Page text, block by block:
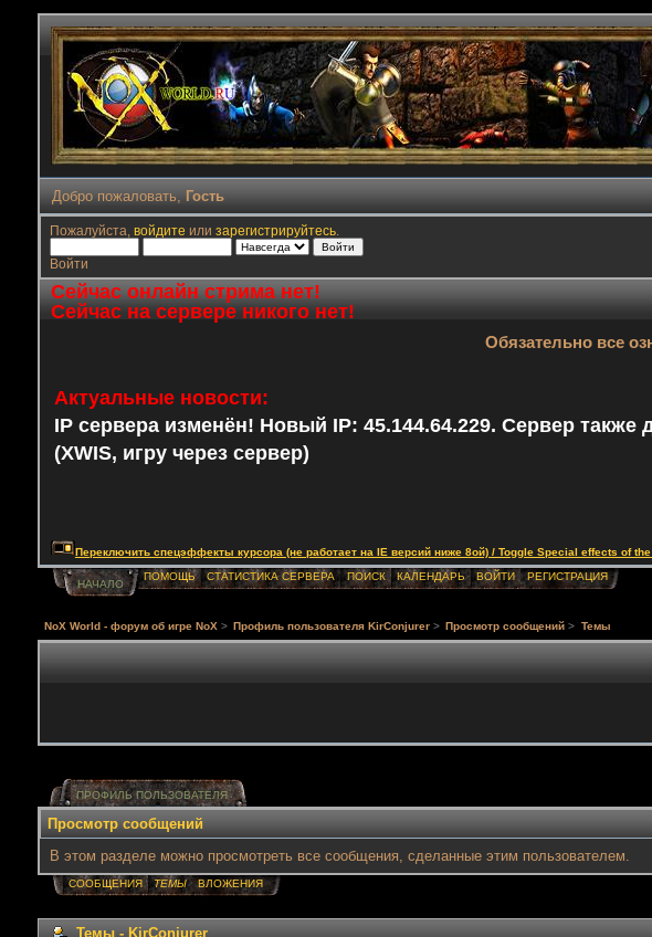
Добро пожаловать, Гость
Пожалуйста, войдите или зарегистрируйтесь.
Войти
Сейчас онлайн стрима нет!
Сейчас на сервере никого нет!
Обязательно все
Актуальные новости:
IP сервера изменён! Новый IP: 45.144.64.229. Сервер также
(XWIS, игру через сервер)
Переключить спецэффекты курсора (не работает на IE версий ниже 8ой) / Toggle Special effects of
НАЧАЛО
ПОМОЩЬ СТАТИСТИКА СЕРВЕРА ПОИСК КАЛЕНДАРЬ ВОЙТИ РЕГИСТРАЦИЯ
NoX World - форум об игре NoX > Профиль пользователя KirConjurer > Просмотр сообщений > Темы
ПРОФИЛЬ ПОЛЬЗОВАТЕЛЯ
Просмотр сообщений
В этом разделе можно просмотреть все сообщения, сделанные этим пользователем.
СООБЩЕНИЯ ТЕМЫ ВЛОЖЕНИЯ
Темы - KirConjurer